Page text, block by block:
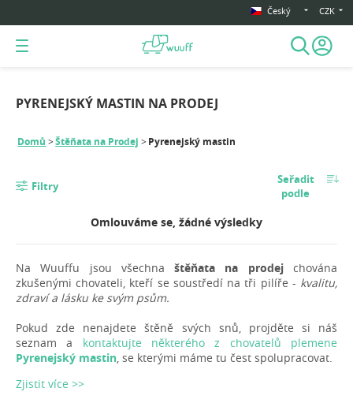
Český CZK
PYRENEJSKÝ MASTIN NA PRODEJ
Domů Štěňata na Prodej Pyrenejský mastin
Filtry
Seřadit
podle
Omlouváme se, žádné výsledky
Na Wuuffu jsou všechnaštěňata na prodejchována
zkušenými chovateli, kteří se soustředí na tři pilíře - kvalitu,
zdraví a lásku ke svým psům.
Pokud zde nenajdete štěně svých snů, projděte si náš
seznam a kontaktujte některého z chovatelů plemene
Pyrenejský mastin, se kterými máme tu čest spolupracovat.
Zjistit více >>